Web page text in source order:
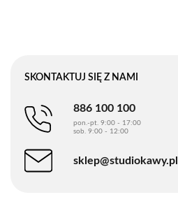
SKONTAKTUJ SIĘ Z NAMI
886 100 100
pon.-pt. 9:00 - 17:00
sob. 9:00 - 12:00
sklep@studiokawy.pl